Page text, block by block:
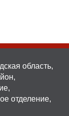
область,
отделение,